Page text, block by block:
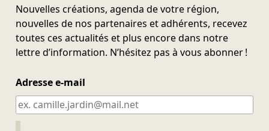
Nouvelles créations, agenda de votre région,
nouvelles de nos partenaires et adhérents, recevez
toutes ces actualités et plus encore dans notre
lettre d’information. N’hésitez pas à vous abonner !
Adresse e-mail